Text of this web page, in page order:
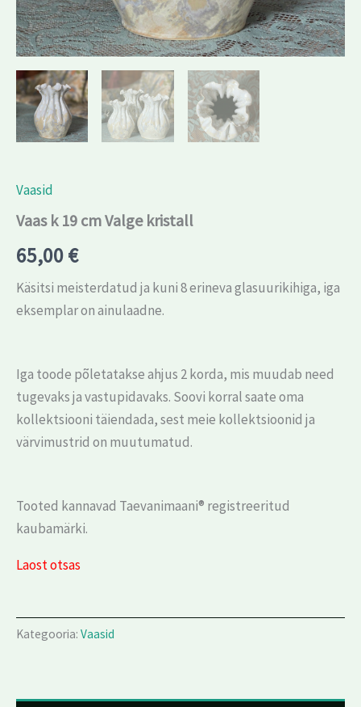
Vaasid
Vaas k 19 cm Valge kristall
65,00€
Käsitsi meisterdatud ja kuni 8 erineva glasuurikihiga, iga
eksemplar on ainulaadne.
Iga toode põletatakse ahjus 2 korda, mis muudab need
tugevaks ja vastupidavaks. Soovi korral saate oma
kollektsiooni täiendada, sest meie kollektsioonid ja
värvimustrid on muutumatud.
Tooted kannavad Taevanimaani® registreeritud
kaubamärki.
Laost otsas
Kategooria: Vaasid